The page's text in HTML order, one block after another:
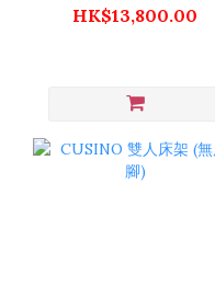
HK$13,800.00